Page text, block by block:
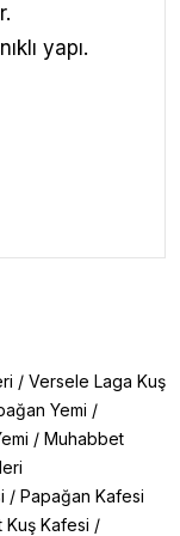
yapı.
/ Versele Laga Kuş
Yemi /
/ Muhabbet
/ Papağan Kafesi
Kafesi /